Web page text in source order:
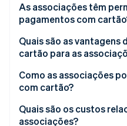
Stripe Sessions 2026
Veja como a Stripe
Assista agora
As associações têm
pagamentos com
Quais são as vantagens
cartão para as
Como as associações
com cartão?
Quais são os custos
associações?